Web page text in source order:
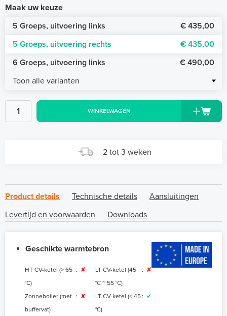
Maak uw keuze
5 Groeps, uitvoering links
€ 435,00
5 Groeps, uitvoering rechts
€ 435,00
6 Groeps, uitvoering links
€ 490,00
Toon alle varianten
WINKELWAGEN
2 tot 3 weken
Product details Technische details
Aansluitingen
Levertijd en voorwaarden
Downloads
Geschikte warmtebron
HT CV-ketel (> 65
°C)
: ✘
LT CV-ketel (45
°C ~ 55 °C)
: ✘
Zonneboiler (met
buffervat)
: ✘
LT CV-ketel (< 45
°C)
: ✔